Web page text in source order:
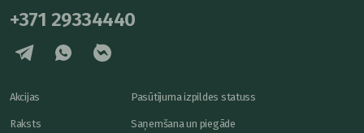
+371 29334440
Akcijas
Raksts
Pasūtījuma izpildes statuss
Saņemšana un piegāde